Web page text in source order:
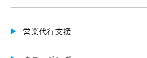
営業代行支援